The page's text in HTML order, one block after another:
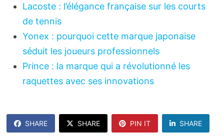
Lacoste : l’élégance française sur les courts
de tennis
Yonex : pourquoi cette marque japonaise
séduit les joueurs professionnels
Prince : la marque qui a révolutionné les
raquettes avec ses innovations
SHARE SHARE PIN IT SHARE